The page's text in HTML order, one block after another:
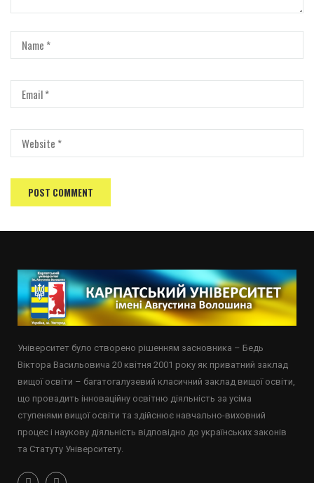
Університет було створено рішенням засновника – Бедь
Віктора Васильовича 20 квітня 2001 року як приватний заклад
вищої освіти – багатогалузевий класичний заклад вищої освіти,
що провадить інноваційну освітню діяльність за усіма
ступенями вищої освіти та здійснює навчально-виховний
процес і наукову діяльність відповідно до українських законів
та Статуту Університету.